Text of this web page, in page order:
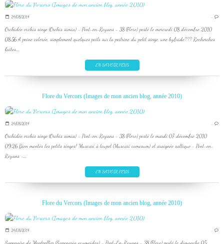
24/08/2014 …
Orchidée orchis singe (Orchis simia) - Pont-en-Royans - 38 (Flore) posté le mercredi 08 décembre 2010
08:56 A peine colorée, simplement quelques poils sur la poitrine du petit singe, une hybride??? Recherches
faites...
EN SAVOIR PLUS
Flore du Vercors (Images de mon ancien blog, année 2010)
24/08/2014 …
Orchidée orchis singe (Orchis simia) - Pont-en-Royans - 38 (Flore) posté le mardi 07 décembre 2010
09:26 Bien montés les petits singes! Muscari à toupet (Muscari comosum) et araignée saltique - Pont-en-
Royans -...
EN SAVOIR PLUS
Flore du Vercors (Images de mon ancien blog, année 2010)
24/08/2014 …